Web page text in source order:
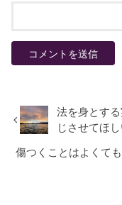
法を身とす
じさせてほ
傷つくことはよくて